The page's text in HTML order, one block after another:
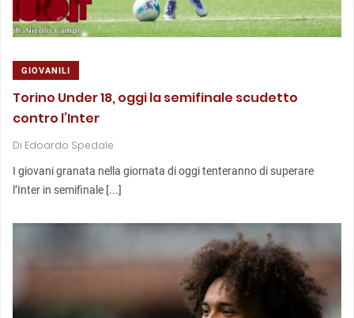
GIOVANILI
Torino Under 18, oggi la semifinale scudetto
contro l’Inter
Di Edoardo Spedale
I giovani granata nella giornata di oggi tenteranno di superare
l’Inter in semifinale [...]